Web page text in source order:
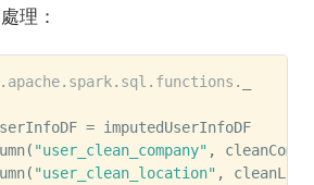
理：
. apache. spark. sql . functions .
= imputedUserInfoDF
( "user_clean_company" ,
( "user_clean_location" ,